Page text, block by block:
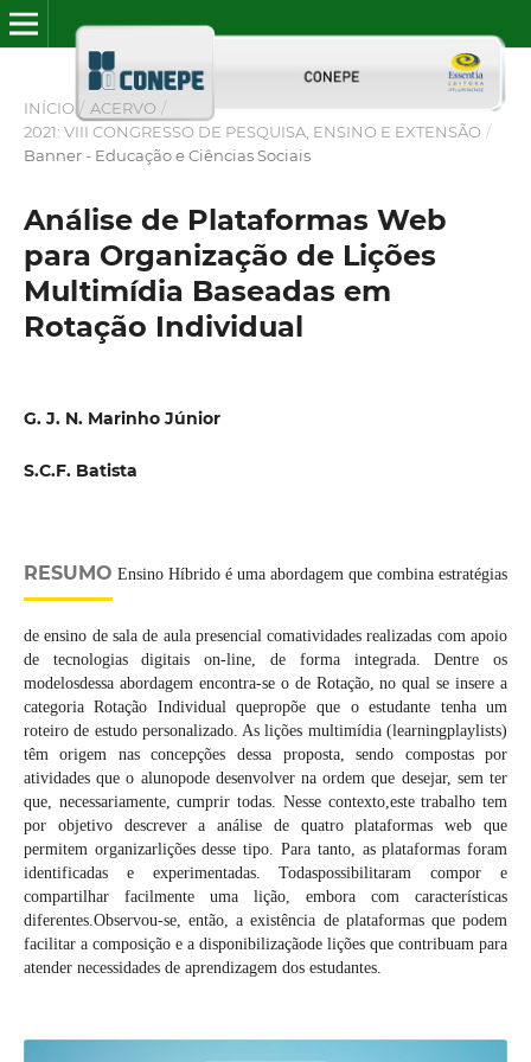
INÍCIO / ACERVO /
2021: VIII CONGRESSO DE PESQUISA, ENSINO E EXTENSÃO /
Banner - Educação e Ciências Sociais
Análise de Plataformas Web
para Organização de Lições
Multimídia Baseadas em
Rotação Individual
G. J. N. Marinho Júnior
S.C.F. Batista
RESUMO Ensino Híbrido é uma abordagem que combina estratégias
de ensino de sala de aula presencial comatividades realizadas com apoio
de tecnologias digitais on-line, de forma integrada. Dentre os
modelosdessa abordagem encontra-se o de Rotação, no qual se insere a
categoria Rotação Individual quepropõe que o estudante tenha um
roteiro de estudo personalizado. As lições multimídia (learningplaylists)
têm origem nas concepções dessa proposta, sendo compostas por
atividades que o alunopode desenvolver na ordem que desejar, sem ter
que, necessariamente, cumprir todas. Nesse contexto,este trabalho tem
por objetivo descrever a análise de quatro plataformas web que
permitem organizarlições desse tipo. Para tanto, as plataformas foram
identificadas e experimentadas. Todaspossibilitaram compor e
compartilhar facilmente uma lição, embora com características
diferentes.Observou-se, então, a existência de plataformas que podem
facilitar a composição e a disponibilizaçãode lições que contribuam para
atender necessidades de aprendizagem dos estudantes.